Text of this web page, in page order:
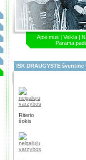
Apie mus | Veikla|
ISK DRAUGYSTĖ šventinė
Riterio
šokis